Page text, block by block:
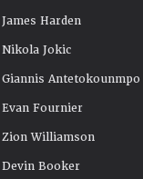
James Harden
Nikola Jokic
Giannis Antetokounmpo
Evan Fournier
Zion Williamson
Devin Booker